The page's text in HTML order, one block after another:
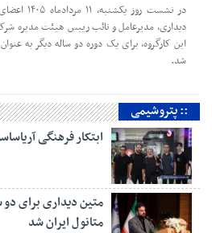
در نشست
دیداری، مدیرعامل و‌ نائب رییس هیئت مدیره
این کارگروه، برای یک دوره دو ساله دیگر به
شد.
:: پتروشیمی
ابتکار فرهنگی
متین دیداری برای
متانول ایران شد